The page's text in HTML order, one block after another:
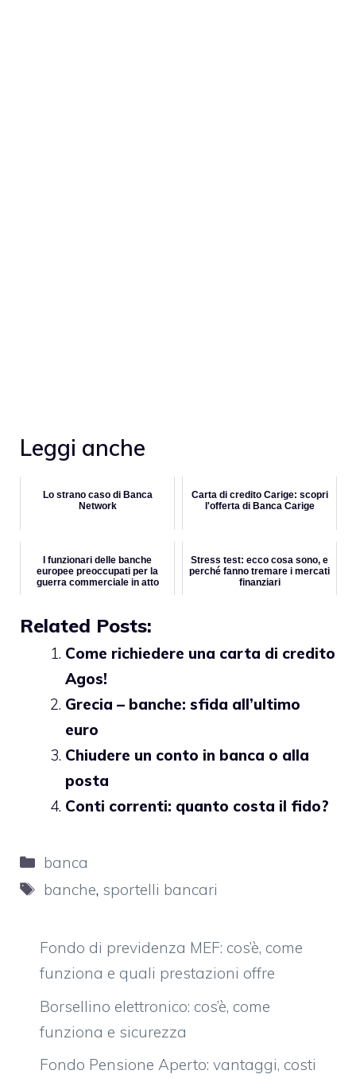
Leggi anche
Lo strano caso di Banca
Network
Carta di credito Carige: scopri
l'offerta di Banca Carige
I funzionari delle banche
europee preoccupati per la
guerra commerciale in atto
Stress test: ecco cosa sono, e
perché fanno tremare i mercati
finanziari
Related Posts:
Come richiedere una carta di credito
Agos!
Grecia – banche: sfida all’ultimo
euro
Chiudere un conto in banca o alla
posta
Conti correnti: quanto costa il fido?
Categorie
banca
Tag
banche, sportelli bancari
Fondo di previdenza MEF: cos’è, come
funziona e quali prestazioni offre
Borsellino elettronico: cos’è, come
funziona e sicurezza
Fondo Pensione Aperto: vantaggi, costi